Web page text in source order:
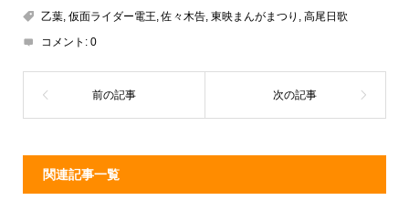
a
d
s
n
e
o
乙葉, 仮面ライダー電王,佐々木告, 東映まんがまつり , 高尾日歌
コメント: 0
関連記事一覧